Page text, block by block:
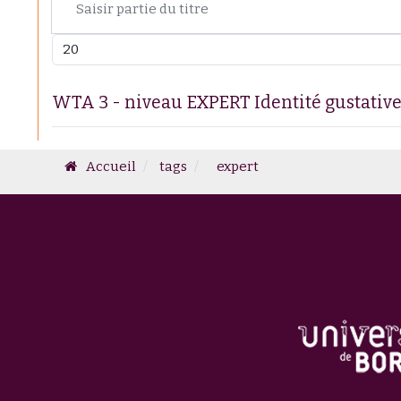
Afficher #
WTA 3 - niveau EXPERT Identité
Accueil tags expert